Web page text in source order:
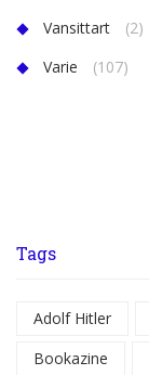
Vansittart
(2)
Varie
(107)
Tags
Adolf Hitler
Bookazine